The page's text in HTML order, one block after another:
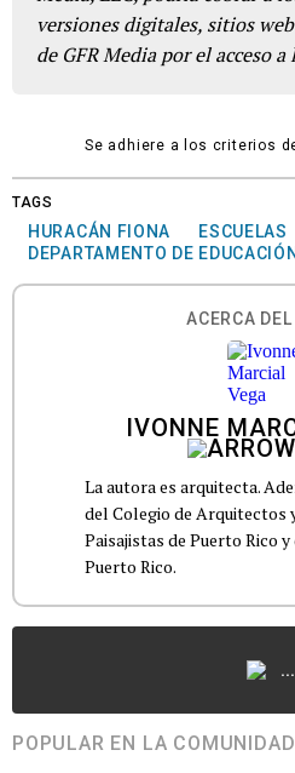
versiones digitales, sitios
de GFR Media por el acceso
Se adhiere a los criterios
TAGS
HURACÁN FIONA
ESCUELAS
DEPARTAMENTO DE EDUCACIÓN
ACERCA
IVONNE
La autora es arquitecta.
del Colegio de Arquitectos
Paisajistas de Puerto Rico
Puerto Rico.
...
POPULAR EN LA COMUNIDAD